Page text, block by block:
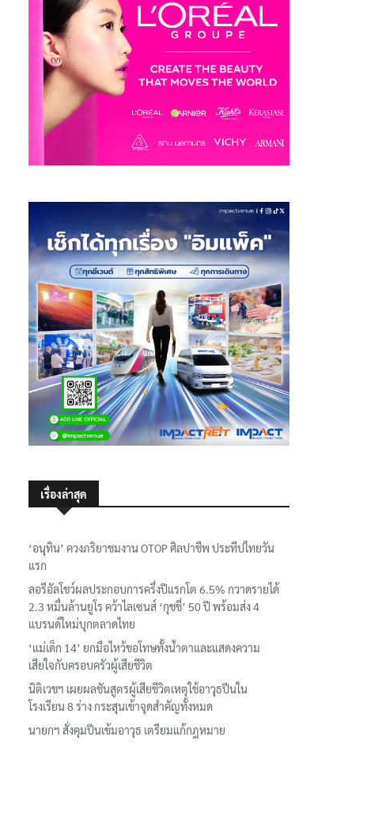
เรื่องล่าสุด
‘อนุทิน’ ควงภริยาชมงาน OTOP ศิลปาชีพ ประทีปไทยวัน
แรก
ลอรีอัลโชว์ผลประกอบการครึ่งปีแรกโต 6.5% กวาดรายได้
2.3 หมื่นล้านยูโร คว้าไลเซนส์ ‘กุชชี่’ 50 ปี พร้อมส่ง 4
แบรนด์ใหม่บุกตลาดไทย
‘แม่เด็ก 14’ ยกมือไหว้ขอโทษทั้งน้ำตาและแสดงความ
เสียใจกับครอบครัวผู้เสียชีวิต
นิติเวชฯ เผยผลชันสูตรผู้เสียชีวิตเหตุใช้อาวุธปืนใน
โรงเรียน 8 ร่าง กระสุนเข้าจุดสำคัญทั้งหมด
นายกฯ สั่งคุมปืนเข้มอาวุธ เตรียมแก้กฎหมาย